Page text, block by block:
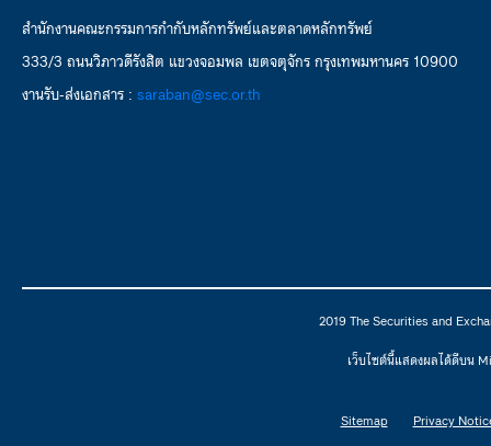
สำนักงานคณะกรรมการกำกับหลักทรัพย์และตลาดหลักทรัพย์
333/3 ถนนวิภาวดีรังสิต แขวงจอมพล เขตจตุจักร กรุงเทพมหานคร 10900
งานรับ-ส่งเอกสาร : saraban@sec.or.th
2019 The Securities and
เว็บไซต์นี้แสดงผลได้ดีบน
Sitemap Privacy